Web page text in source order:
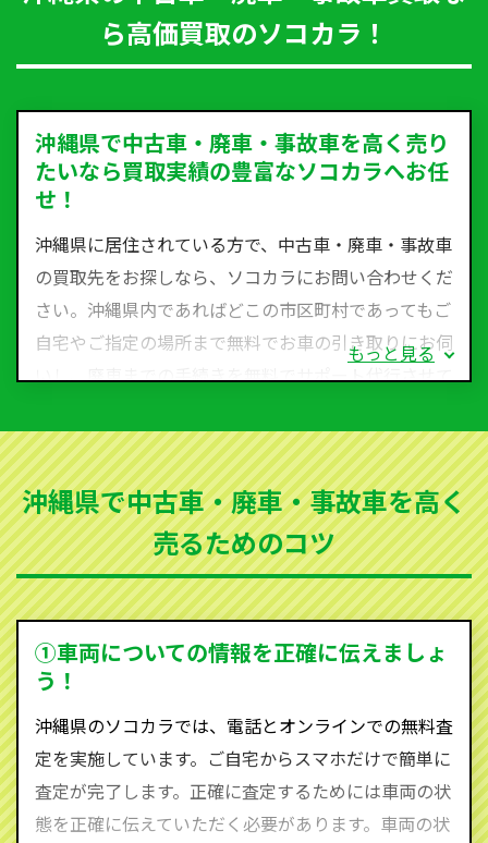
ら高価買取のソコカラ！
沖縄県で中古車・廃車・事故車を高く売り
たいなら買取実績の豊富なソコカラへお任
せ！
沖縄県に居住されている方で、中古車・廃車・事故車
の買取先をお探しなら、ソコカラにお問い合わせくだ
さい。沖縄県内であればどこの市区町村であってもご
自宅やご指定の場所まで無料でお車の引き取りにお伺
いし、廃車までの手続きを無料でサポート代行させて
など動かない車、水害車、不動車、乗らなくなってし
まった車、車検が切れて動かすことができない車でも
買取可能です。
ソコカラは世界１１０か国に独自の販売ネットワーク
を持ち、国内に自社物流網、自社ヤードをもっている
ため、中間マージンがかかりません。だから高価買取
を実現し、お客様に利益を還元することができるので
す。
590-870）までお問い合わせ下さい。
査定・ご相談・見積もりはすべて無料で行います。安
心してお問い合わせください。
もっと見る
沖縄県で中古車・廃車・事故車を高く
売るためのコツ
①車両についての情報を正確に伝えましょ
う！
沖縄県のソコカラでは、電話とオンラインでの無料査
定を実施しています。ご自宅からスマホだけで簡単に
査定が完了します。正確に査定するためには車両の状
態を正確に伝えていただく必要があります。車両の状